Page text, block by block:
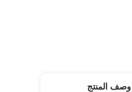
وصف المنتج